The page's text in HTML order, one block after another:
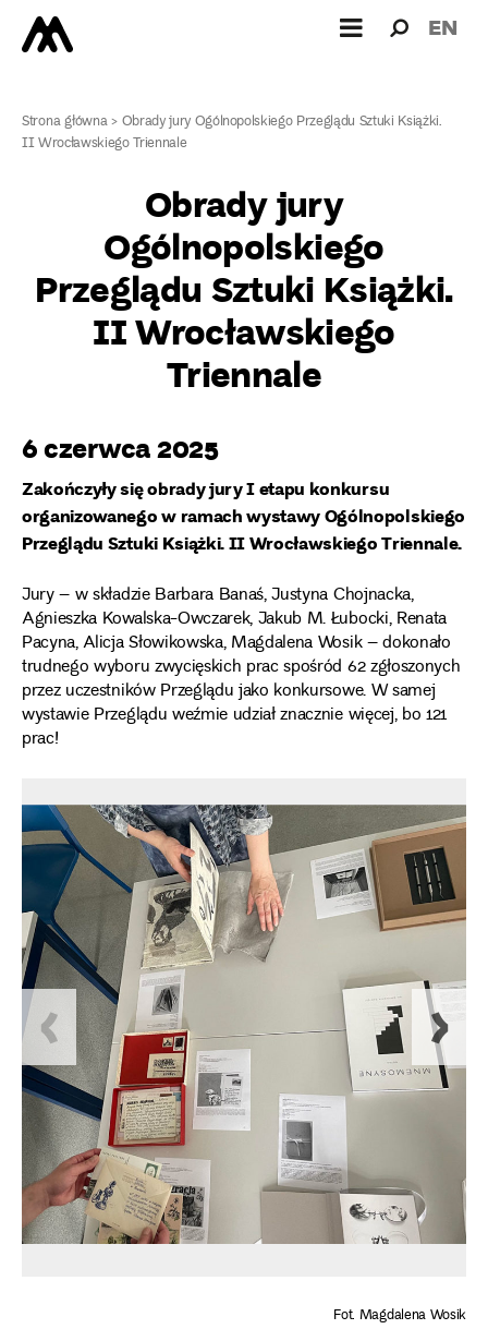
dla: EN
Strona główna>Obrady jury Ogólnopolskiego Przeglądu Sztuki Książki.
II Wrocławskiego Triennale
Obrady jury
Ogólnopolskiego
Przeglądu Sztuki Książki.
II Wrocławskiego
Triennale
6 czerwca 2025
Zakończyły się obrady jury I etapu konkursu
organizowanego w ramach wystawy Ogólnopolskiego
Przeglądu Sztuki Książki. II Wrocławskiego Triennale.
Jury – w składzie Barbara Banaś, Justyna Chojnacka,
Agnieszka Kowalska-Owczarek, Jakub M. Łubocki, Renata
Pacyna, Alicja Słowikowska, Magdalena Wosik – dokonało
trudnego wyboru zwycięskich prac spośród 62 zgłoszonych
przez uczestników Przeglądu jako konkursowe. W samej
wystawie Przeglądu weźmie udział znacznie więcej, bo 121
prac!
Fot. Magdalena Wosik